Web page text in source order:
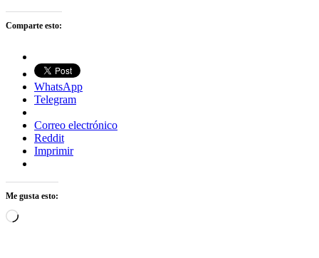
Comparte esto:
WhatsApp
Telegram
Correo electrónico
Reddit
Imprimir
Me gusta esto:
Cargando...